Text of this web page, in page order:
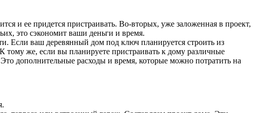
и ее придется пристраивать. Во-вторых, уже заложенная в проект,
это сэкономит ваши деньги и время.
Если ваш деревянный дом под ключ планируется строить из
тому же, если вы планируете пристраивать к дому различные
дополнительные расходы и время, которые можно потратить на